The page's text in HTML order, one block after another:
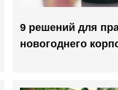
9 решений для
новогоднего